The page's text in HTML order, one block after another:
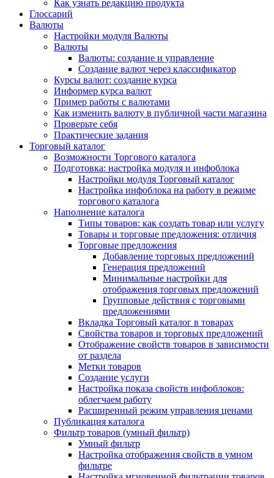
Как узнать редакцию продукта
Глоссарий
Валюты
Настройки модуля Валюты
Валюты
Валюты: создание и управление
Создание валют через классификатор
Курсы валют: создание курса
Информер курса валют
Пример работы с валютами
Как изменить валюту в публичной части магазина
Проверьте себя
Практические задания
Торговый каталог
Возможности Торгового каталога
Подготовка: настройка модуля и инфоблока
Настройки модуля Торговый каталог
Настройка инфоблока на работу в режиме
торгового каталога
Наполнение каталога
Типы товаров: как создать товар или услугу
Товары и торговые предложения: отличия
Торговые предложения
Добавление торговых предложений
Генерация предложений
Минимальные настройки для
отображения торговых предложений
Групповые действия с торговыми
предложениями
Вкладка Торговый каталог в товарах
Свойства товаров и торговых предложений
Отображение свойств товаров в зависимости
от раздела
Метки товаров
Создание услуги
Настройка показа свойств инфоблоков:
облегчаем работу
Расширенный режим управления ценами
Публикация каталога
Фильтр товаров (умный фильтр)
Умный фильтр
Настройка отображения свойств в умном
фильтре